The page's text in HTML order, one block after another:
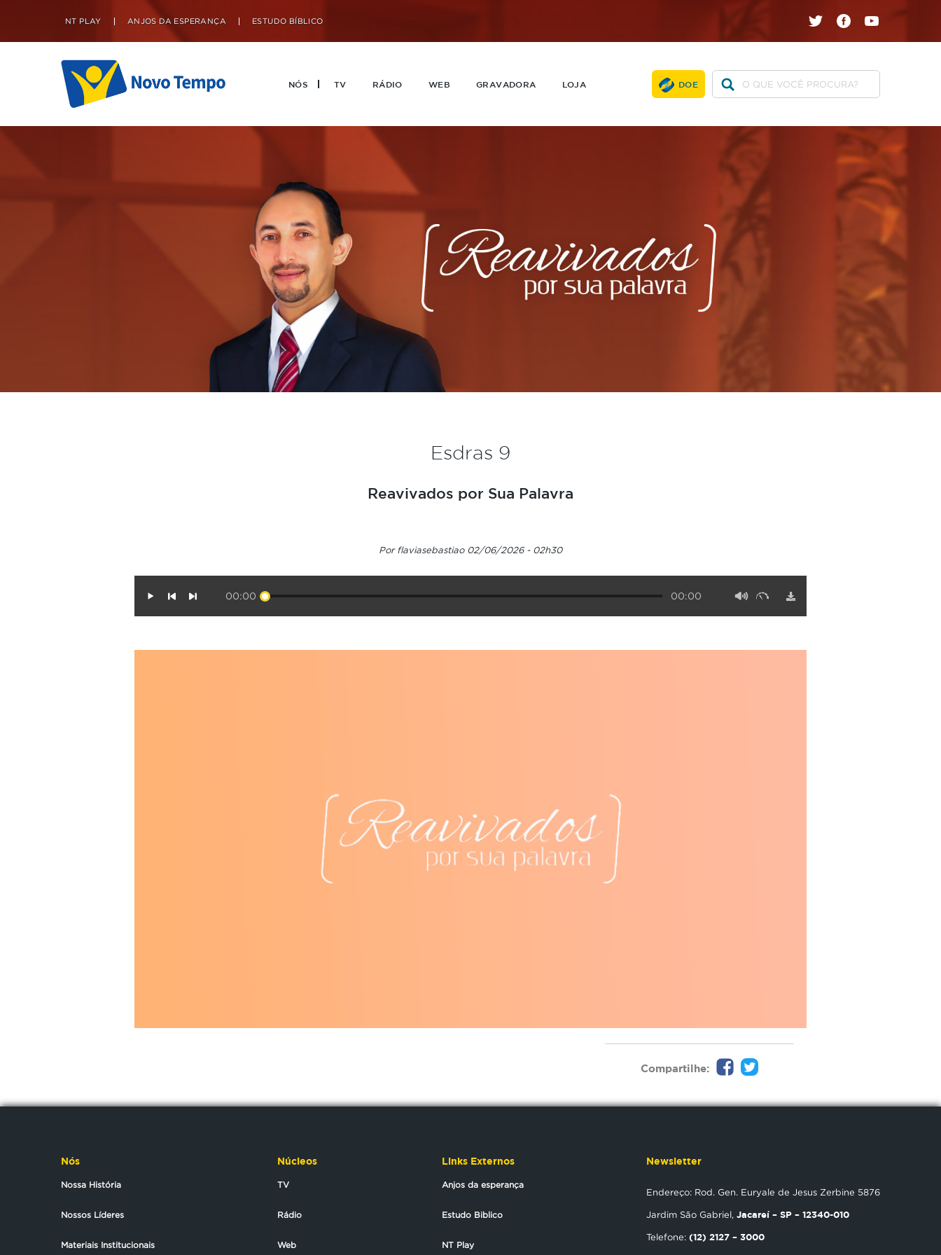
NÓS TV RÁDIO WEB
NT PLAY ANJOS DA ESPERANÇA ESTUDO BÍBLICO
GRAVADORA LOJA DOE
Esdras 9
Reavivados por Sua Palavra
Por flaviasebastiao 02/06/2026 - 02h30
00:00 00:00
Compartilhe:
Nós
Nossa História
Nossos Líderes
Materiais Institucionais
Núcleos
TV
Rádio
Web
Links Externos
Anjos da esperança
Estudo Biblico
NT Play
Newsletter
Endereço: Rod. Gen. Euryale de Jesus Zerbine 5876
Jardim São Gabriel, Jacareí – SP – 12340-010
Telefone: (12) 2127 – 3000